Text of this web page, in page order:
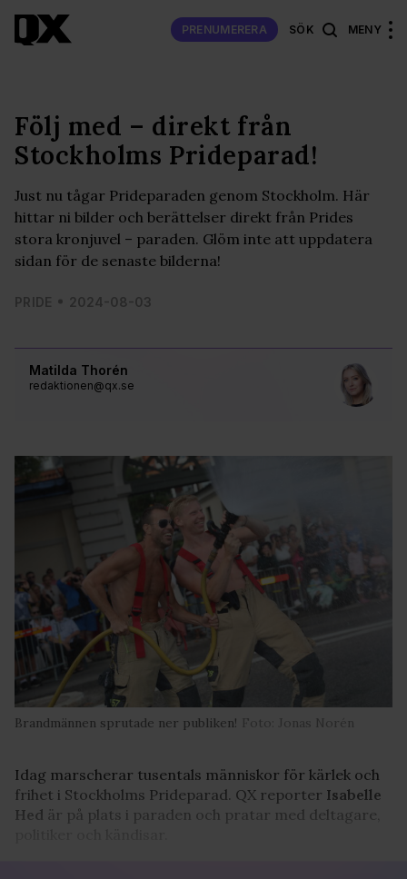
PRENUMERERA SÖK MENY
Matilda Thorén
redaktionen@qx.se
Följ med – direkt från
Stockholms Prideparad!
Just nu tågar Prideparaden genom Stockholm. Här
hittar ni bilder och berättelser direkt från Prides
stora kronjuvel – paraden. Glöm inte att uppdatera
sidan för de senaste bilderna!
PRIDE 2024-08-03
Brandmännen sprutade ner publiken! Foto: Jonas Norén
Idag marscherar tusentals människor för kärlek och
frihet i Stockholms Prideparad. QX reporter Isabelle
Hed är på plats i paraden och pratar med deltagare,